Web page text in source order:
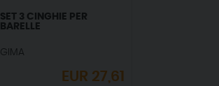
SET 3 CINGHIE PER
BARELLE
GIMA
EUR 27,61